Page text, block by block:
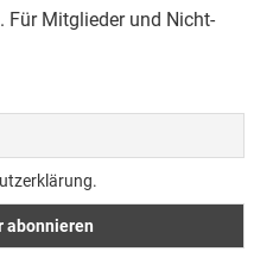
Mitglieder und Nicht-